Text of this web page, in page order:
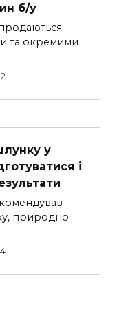
б/у
та окремими
2
у
і
природно
4